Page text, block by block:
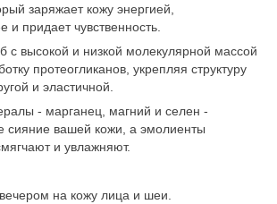
заряжает кожу энергией,
и придает чувственность.
с высокой и низкой молекулярной массой
протеогликанов, укрепляя структуру
и эластичной.
- марганец, магний и селен -
сияние вашей кожи, а эмолиенты
и увлажняют.
на кожу лица и шеи.